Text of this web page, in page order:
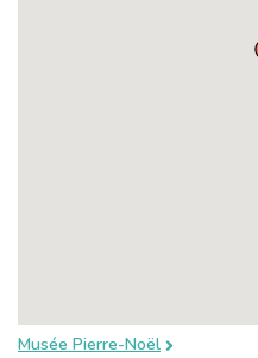
Musée Pierre-Noël